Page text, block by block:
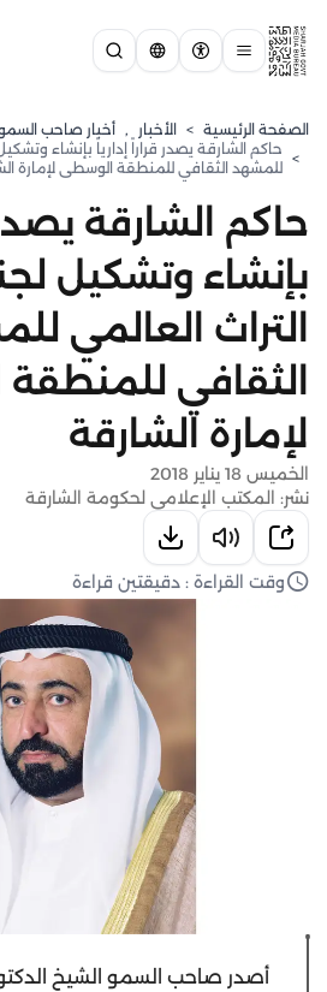
الصفحة الرئيسية > الأخبار , أخبار صاحب
>
حاكم الشارقة يصدر قراراً إدارياً بإنشاء
للمشهد الثقافي للمنطقة الوسطى لإمارة
حاكم الشارقة يصدر
بإنشاء وتشكيل
التراث العالمي
الثقافي
لإمارة الشارقة
الخميس 18 يناير 2018
نشر: المكتب الإعلامي لحكومة الشارقة
وقت القراءة : دقيقتين قراءة
أصدر صاحب السمو الشيخ